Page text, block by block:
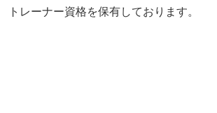
トレーナー資格を保有しております。